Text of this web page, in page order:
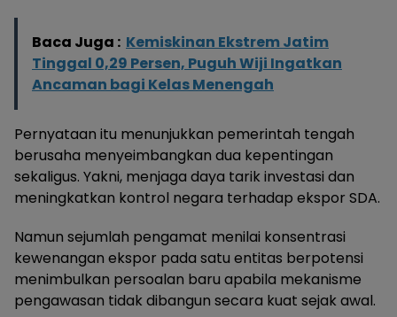
Baca Juga : Kemiskinan Ekstrem Jatim
Tinggal 0,29 Persen, Puguh Wiji Ingatkan
Ancaman bagi Kelas Menengah
Pernyataan itu menunjukkan pemerintah tengah
berusaha menyeimbangkan dua kepentingan
sekaligus. Yakni, menjaga daya tarik investasi dan
meningkatkan kontrol negara terhadap ekspor SDA.
Namun sejumlah pengamat menilai konsentrasi
kewenangan ekspor pada satu entitas berpotensi
menimbulkan persoalan baru apabila mekanisme
pengawasan tidak dibangun secara kuat sejak awal.